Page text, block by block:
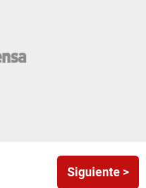
Siguiente >